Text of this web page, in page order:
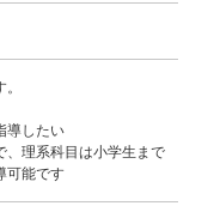
導したい
、理系科目は小学生まで
可能です